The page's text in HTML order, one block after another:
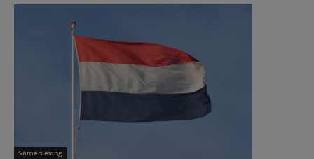
Samenleving